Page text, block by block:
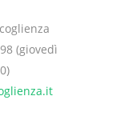
(giovedì